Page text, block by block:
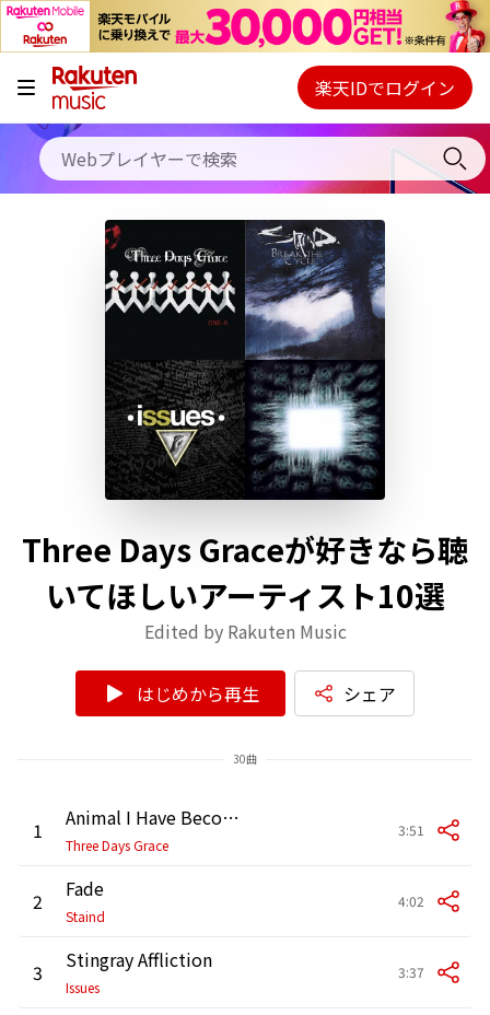
キャンペーン
料金プラン
使い方
初回30日間無料お試し
Webプレイヤー
ご契約内容の確認・変更
楽天IDでログイン
Three Days Graceが好きなら聴
いてほしいアーティスト10選
Edited by Rakuten Music
はじめから再生 シェア
30曲
1 Animal I Have Become
Three Days Grace
3:51
2 Fade
Staind
4:02
3 Stingray Affliction
Issues
3:37